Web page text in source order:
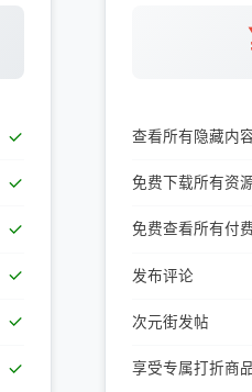
查看所有隐藏内
免费下载所有资
免费查看所有付
发布评论
次元街发帖
享受专属打折商